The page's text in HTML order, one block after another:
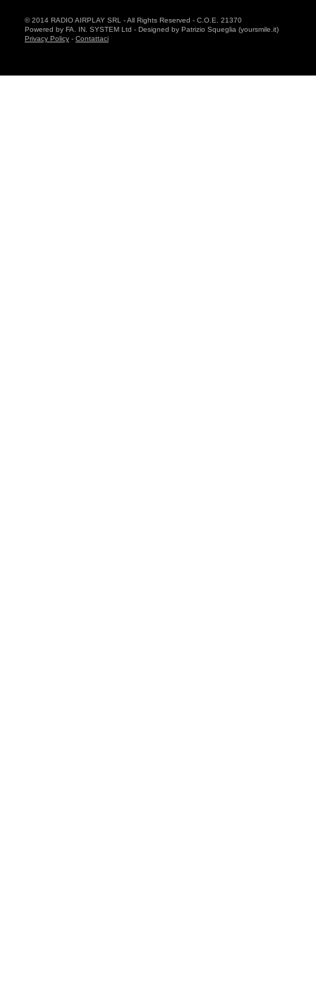
© 2014 RADIO AIRPLAY SRL - All Rights Reserved - C.O.E. 21370
Powered by FA. IN. SYSTEM Ltd - Designed by Patrizio Squeglia (yoursmile.it)
Privacy Policy - Contattaci